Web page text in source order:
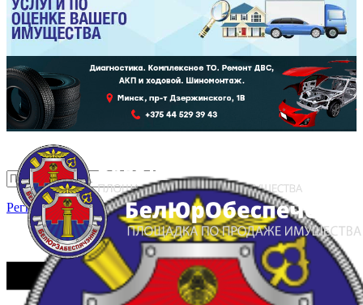
Регистрация Вход